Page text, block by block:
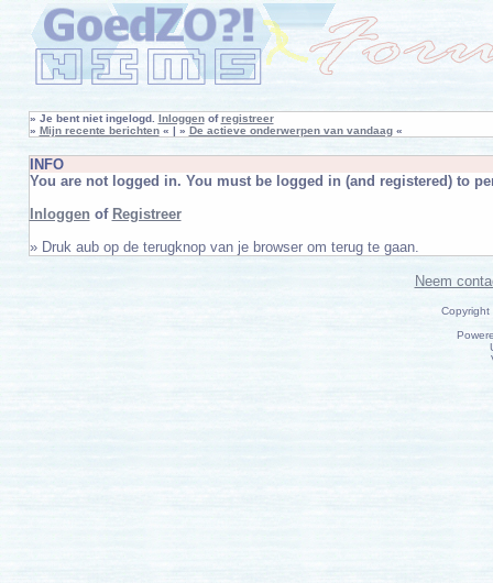
» Je bent niet ingelogd. Inloggenofregistreer
» Mijn recente berichten« | » De actieve onderwerpen van vandaag«
INFO
You are not logged in. You must be logged in (and registered) to
Inloggen of Registreer
» Druk aub op de terugknop van je browser om terug te gaan.
Neem
Copyright